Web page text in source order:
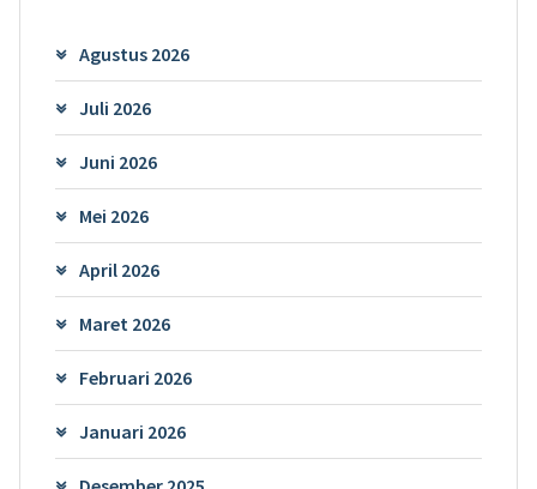
Agustus 2026
Juli 2026
Juni 2026
Mei 2026
April 2026
Maret 2026
Februari 2026
Januari 2026